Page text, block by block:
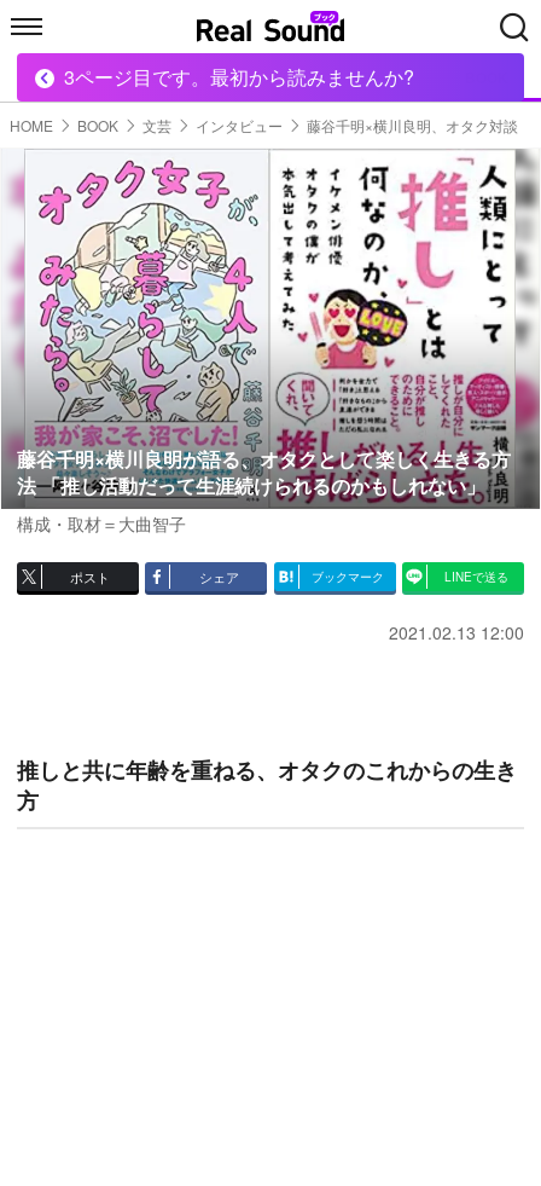
HOME MUSIC MOVIE TECH
HOME BOOK 文芸 インタビュー 藤谷千明×横川良明、オタク対談
藤谷千明×横川良明が語る、オタクとして楽しく生きる方
法 「推し活動だって生涯続けられるのかもしれない」
構成・取材＝大曲智子
ポスト シェア ブックマーク LINEで送る
2021.02.13 12:00
推しと共に年齢を重ねる、オタクのこれからの生き
方
3ページ目です。最初から読みませんか?